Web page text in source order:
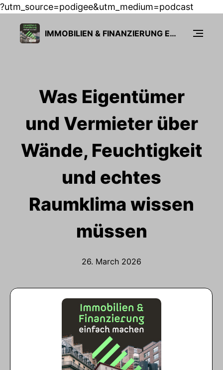
?utm_source=podigee&utm_medium=podcast
IMMOBILIEN & FINANZIERUNG EINFACH MACHEN
Was Eigentümer
und Vermieter über
Wände, Feuchtigkeit
und echtes
Raumklima wissen
müssen
26. March 2026